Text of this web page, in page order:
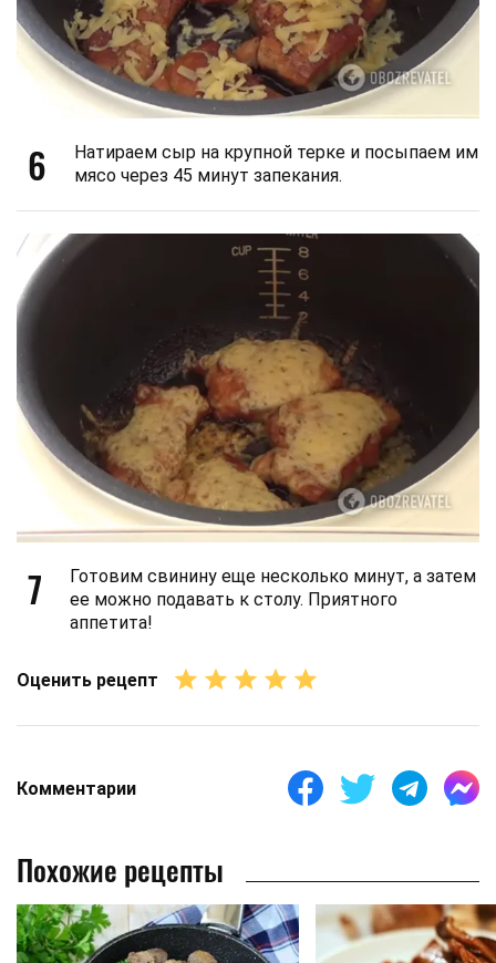
6
Натираем сыр на крупной терке и посыпаем им
мясо через 45 минут запекания.
7
Готовим свинину еще несколько минут, а затем
ее можно подавать к столу. Приятного
аппетита!
Оценить рецепт
Комментарии
Похожие рецепты